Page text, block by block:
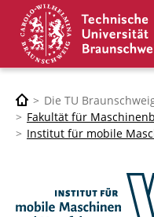
Die TU
Fakultät für
Institut für mobile